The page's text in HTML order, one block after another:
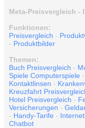
Meta-Preisvergleich -
Funktionen:
Preisvergleich -
- Produktbilder
Themen:
Buch Preisvergleich -
Spiele Computerspiele -
Kontaktlinsen -
Kreuzfahrt
Hotel Preisvergleich -
Versicherungen -
- Handy-Tarife -
Chatbot